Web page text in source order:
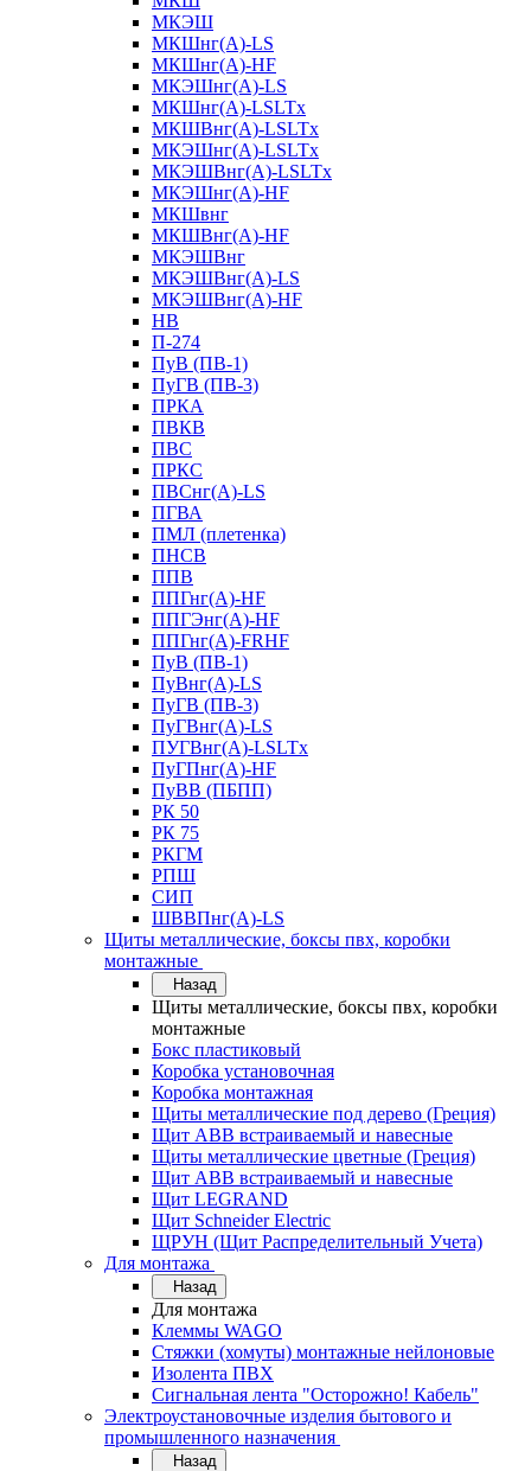
МКЭШ
МКШнг(А)-LS
МКШнг(А)-HF
МКЭШнг(А)-LS
МКШнг(А)-LSLTx
МКШВнг(A)-LSLTx
МКЭШнг(А)-LSLTx
МКЭШВнг(A)-LSLTx
МКЭШнг(А)-HF
МКШвнг
МКШВнг(А)-HF
МКЭШВнг
МКЭШВнг(А)-LS
МКЭШВнг(А)-HF
НВ
П-274
ПуВ (ПВ-1)
ПуГВ (ПВ-3)
ПРКА
ПВКВ
ПВС
ПРКС
ПВСнг(А)-LS
ПГВА
ПМЛ (плетенка)
ПНСВ
ППВ
ППГнг(А)-HF
ППГЭнг(А)-HF
ППГнг(А)-FRHF
ПуВ (ПВ-1)
ПуВнг(А)-LS
ПуГВ (ПВ-3)
ПуГВнг(А)-LS
ПУГВнг(А)-LSLTx
ПуГПнг(А)-HF
ПуВВ (ПБПП)
РК 50
РК 75
РКГМ
РПШ
СИП
ШВВПнг(А)-LS
Щиты металлические, боксы пвх, коробки
монтажные
Назад
Щиты металлические, боксы пвх, коробки
монтажные
Бокс пластиковый
Коробка установочная
Коробка монтажная
Щиты металлические под дерево (Греция)
Щит ABB встраиваемый и навесные
Щиты металлические цветные (Греция)
Щит ABB встраиваемый и навесные
Щит LEGRAND
Щит Schneider Electric
ЩРУН (Щит Распределительный Учета)
Для монтажа
Назад
Для монтажа
Клеммы WAGO
Стяжки (хомуты) монтажные нейлоновые
Изолента ПВХ
Сигнальная лента "Осторожно! Кабель"
Электроустановочные изделия бытового и
промышленного назначения
Назад